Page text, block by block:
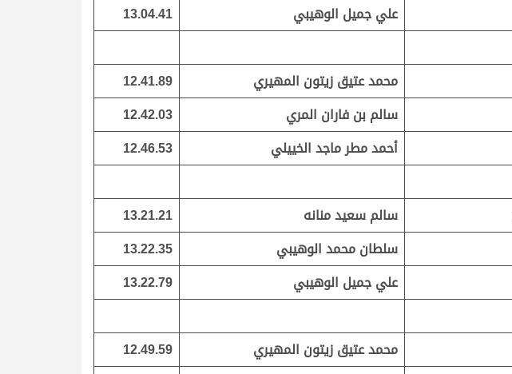
علي جميل الوهيبي 13.04.41
محمد عتيق زيتون المهيري
12.41.89
سالم بن فاران المري
12.42.03
أحمد مطر ماجد الخييلي 12.46.53
سالم سعيد منانه
13.21.21
سلطان محمد الوهيبي
13.22.35
علي جميل الوهيبي 13.22.79
محمد عتيق زيتون المهيري
12.49.59